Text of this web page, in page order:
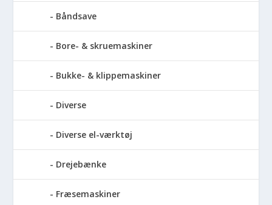
Båndsave
Bore- & skruemaskiner
Bukke- & klippemaskiner
Diverse
Diverse el-værktøj
Drejebænke
Fræsemaskiner